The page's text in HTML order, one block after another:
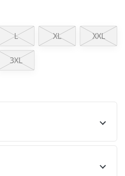
L XL XXL
3XL